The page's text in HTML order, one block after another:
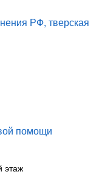
РФ, тверская
помощи
этаж